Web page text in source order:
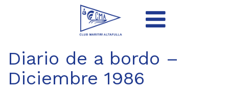
Diario de a bordo –
Diciembre 1986